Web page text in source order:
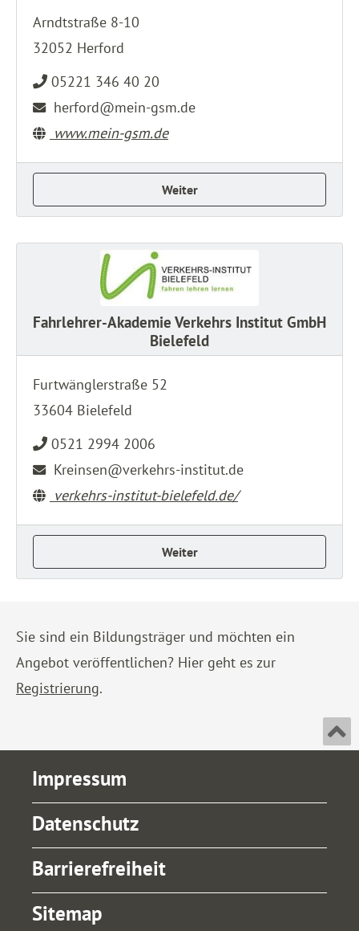
Arndtstraße 8-10
32052 Herford
05221 346 40 20
herford@mein-gsm.de
www.mein-gsm.de
Weiter
Fahrlehrer-Akademie Verkehrs Institut GmbH
Bielefeld
Furtwänglerstraße 52
33604 Bielefeld
0521 2994 2006
Kreinsen@verkehrs-institut.de
verkehrs-institut-bielefeld.de/
Weiter
Sie sind ein Bildungsträger und möchten ein
Angebot veröffentlichen? Hier geht es zur
Registrierung.
Impressum
Datenschutz
Barrierefreiheit
Sitemap